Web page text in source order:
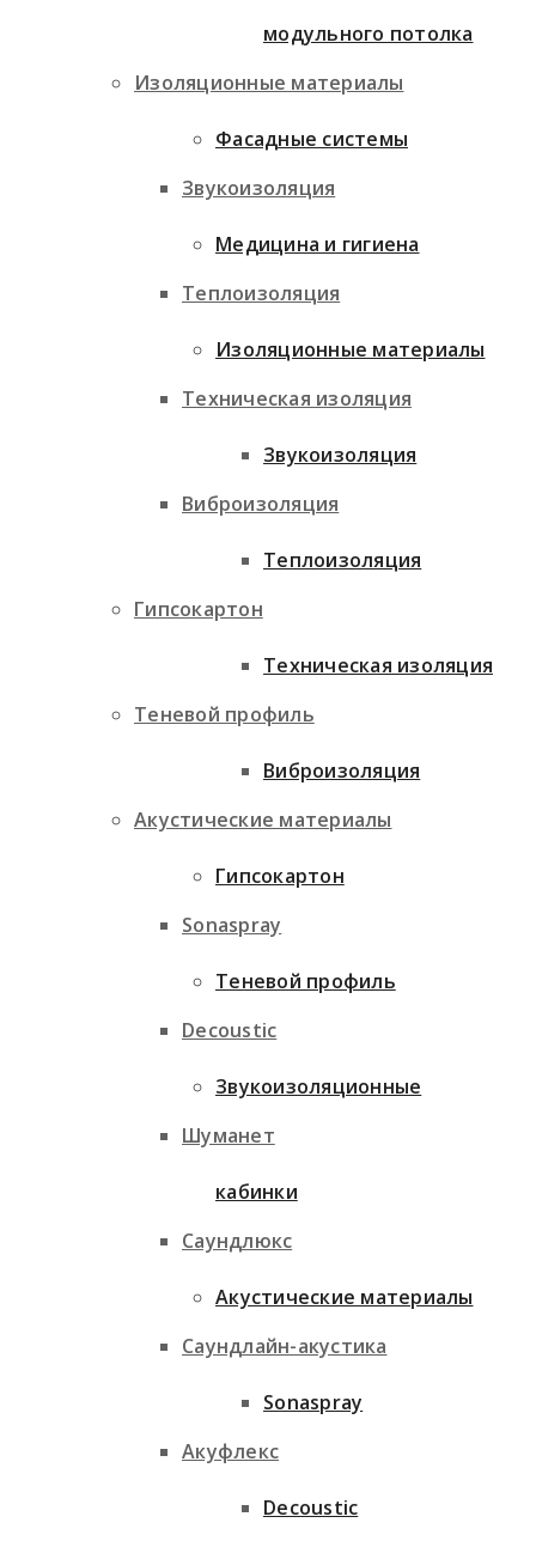
Изоляционные материалы
Звукоизоляция
Теплоизоляция
Техническая изоляция
Виброизоляция
Гипсокартон
Теневой профиль
Акустические материалы
Sonaspray
Decoustic
Шуманет
Саундлюкс
Саундлайн-акустика
Акуфлекс
модульного потолка
Фасадные системы
Медицина и гигиена
Изоляционные материалы
Звукоизоляция
Теплоизоляция
Техническая изоляция
Виброизоляция
Гипсокартон
Теневой профиль
Звукоизоляционные
кабинки
Акустические материалы
Sonaspray
Decoustic